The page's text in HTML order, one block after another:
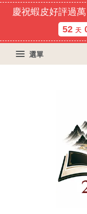
慶祝蝦皮好評過
52 天
選單